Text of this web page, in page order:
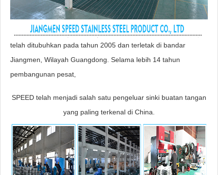
telah ditubuhkan pada tahun 2005 dan terletak di bandar
Jiangmen, Wilayah Guangdong. Selama lebih 14 tahun
pembangunan pesat,
SPEED telah menjadi salah satu pengeluar sinki buatan tangan
yang paling terkenal di China.